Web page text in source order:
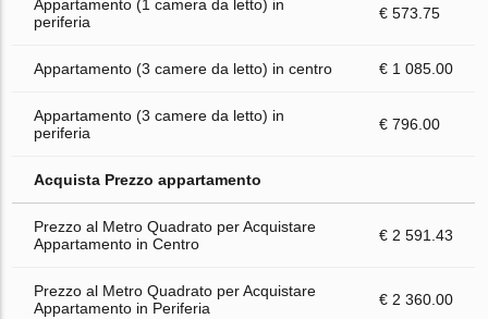
Appartamento (1 camera da letto) in
periferia
€ 573.75
Appartamento (3 camere da letto) in centro € 1 085.00
Appartamento (3 camere da letto) in
periferia
€ 796.00
Acquista Prezzo appartamento
Prezzo al Metro Quadrato per Acquistare
Appartamento in Centro
€ 2 591.43
Prezzo al Metro Quadrato per Acquistare
Appartamento in Periferia
€ 2 360.00